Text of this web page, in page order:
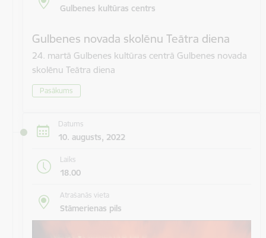
Gulbenes kultūras centrs
Gulbenes novada skolēnu Teātra diena
24. martā Gulbenes kultūras centrā Gulbenes novada
skolēnu Teātra diena
Pasākums
Datums
10. augusts, 2022
Laiks
18.00
Atrašanās vieta
Stāmerienas pils